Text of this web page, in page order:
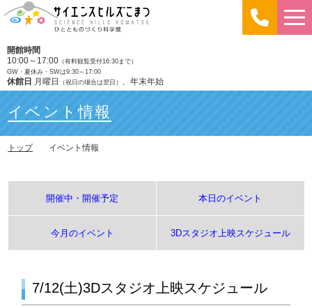
開館時間
10:00～17:00 （有料観覧受付16:30まで）
GW・夏休み・SWは9:30～17:00
休館日 月曜日 （祝日の場合は翌日） 、年末年始
イベント情報
トップ イベント情報
開催中・開催予定 本日のイベント
今月のイベント 3Dスタジオ上映スケジュール
7/12(土)3Dスタジオ上映スケジュール